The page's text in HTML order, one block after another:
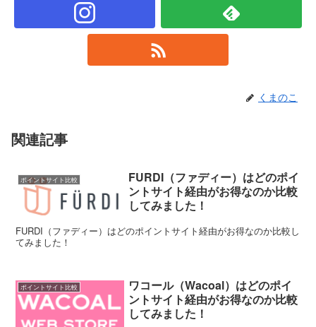
くまのこ
関連記事
ポイントサイト比較
FURDI（ファディー）はどのポイ
ントサイト経由がお得なのか比較
してみました！
FURDI（ファディー）はどのポイントサイト経由がお得なのか比較し
てみました！
ポイントサイト比較
ワコール（Wacoal）はどのポイ
ントサイト経由がお得なのか比較
してみました！